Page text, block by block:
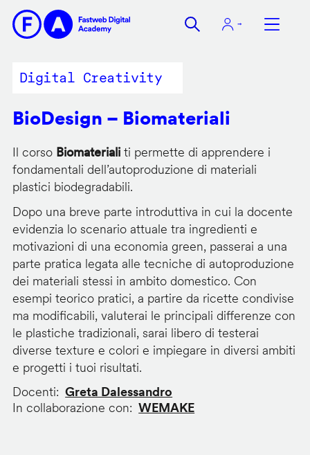
contenuto
Digital Creativity
BioDesign – Biomateriali
Il corso Biomaterialiti permette di apprendere i
fondamentali dell’autoproduzione di materiali
plastici biodegradabili.
Dopo una breve parte introduttiva in cui la docente
evidenzia lo scenario attuale tra ingredienti e
motivazioni di una economia green, passerai a una
parte pratica legata alle tecniche di autoproduzione
dei materiali stessi in ambito domestico. Con
esempi teorico pratici, a partire da ricette condivise
ma modificabili, valuterai le principali differenze con
le plastiche tradizionali, sarai libero di testerai
diverse texture e colori e impiegare in diversi ambiti
e progetti i tuoi risultati.
Docenti
Greta Dalessandro
In collaborazione con
WEMAKE